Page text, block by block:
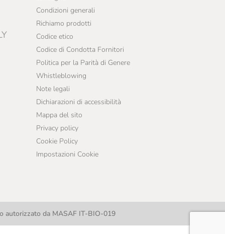
Condizioni generali
Richiamo prodotti
Codice etico
Codice di Condotta Fornitori
Politica per la Parità di Genere
Whistleblowing
Note legali
Dichiarazioni di accessibilità
Mappa del sito
Privacy policy
Cookie Policy
Impostazioni Cookie
autorizzato da MASAF IT-BIO-019